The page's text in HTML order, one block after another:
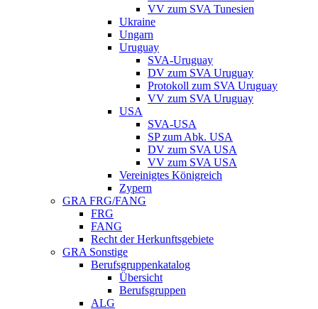
VV zum SVA Tunesien
Ukraine
Ungarn
Uruguay
SVA-Uruguay
DV zum SVA Uruguay
Protokoll zum SVA Uruguay
VV zum SVA Uruguay
USA
SVA-USA
SP zum Abk. USA
DV zum SVA USA
VV zum SVA USA
Vereinigtes Königreich
Zypern
GRA FRG/FANG
FRG
FANG
Recht der Herkunftsgebiete
GRA Sonstige
Berufsgruppenkatalog
Übersicht
Berufsgruppen
ALG